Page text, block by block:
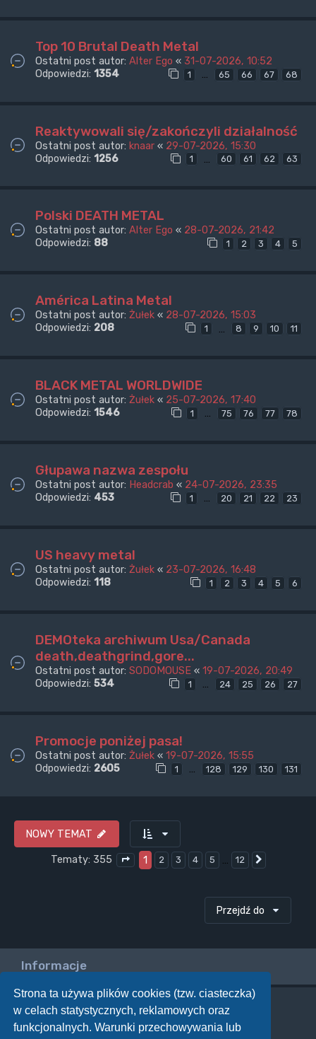
Strona ta używa plików cookies (tzw. ciasteczka)
w celach statystycznych, reklamowych oraz
funkcjonalnych. Warunki przechowywania lub
Top 10 Brutal Death Metal
Ostatni post autor: Alter Ego « 31-07-2026, 10:52
Odpowiedzi: 1354 1 … 65 66 67 68
Reaktywowali się/zakończyli działalność
Ostatni post autor: knaar « 29-07-2026, 15:30
Odpowiedzi: 1256 1 … 60 61 62 63
Polski DEATH METAL
Ostatni post autor: Alter Ego « 28-07-2026, 21:42
Odpowiedzi: 88 1 2 3 4 5
América Latina Metal
Ostatni post autor: Żułek « 28-07-2026, 15:03
Odpowiedzi: 208 1 8 9 10 11
BLACK METAL WORLDWIDE
Ostatni post autor: Żułek « 25-07-2026, 17:40
Odpowiedzi: 1546 1 … 75 76 77 78
Głupawa nazwa zespołu
Ostatni post autor: Headcrab « 24-07-2026, 23:35
Odpowiedzi: 453 1 … 20 21 22 23
US heavy metal
Ostatni post autor: Żułek « 23-07-2026, 16:48
Odpowiedzi: 118 1 2 3 4 5 6
DEMOteka archiwum Usa/Canada
death,deathgrind,gore...
Ostatni post autor: SODOMOUSE « 19-07-2026, 20:49
Odpowiedzi: 534 1 … 24 25 26 27
Promocje poniżej pasa!
Ostatni post autor: Żułek « 19-07-2026, 15:55
Odpowiedzi: 2605 1 … 128 129 130 131
NOWY TEMAT
Tematy: 355
Strona1 z12
1 2 3 4 5 12
Przejdź do
Informacje
Twoje uprawnienia na tym forum
Nie możesztworzyć nowych tematów